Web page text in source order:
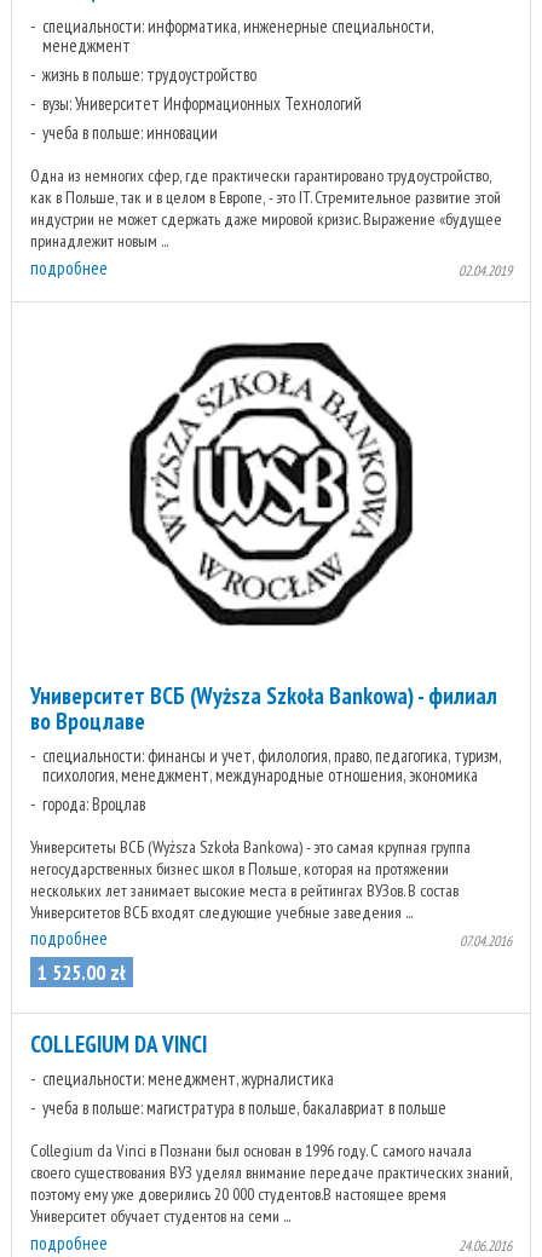
специальности: информатика, инженерные специальности,
менеджмент
жизнь в польше: трудоустройство
вузы: Университет Информационных Технологий
учеба в польше: инновации
Одна из немногих сфер, где практически гарантировано трудоустройство,
как в Польше, так и в целом в Европе, - это IT. Стремительное развитие этой
индустрии не может сдержать даже мировой кризис. Выражение «будущее
принадлежит новым ...
подробнее 02.04.2019
Университет ВСБ (Wyższa Szkoła Bankowa) - филиал
во Вроцлаве
специальности: финансы и учет, филология, право, педагогика, туризм,
психология, менеджмент, международные отношения, экономика
города: Вроцлав
Университеты ВСБ (Wyższa Szkoła Bankowa) - это самая крупная группа
негосударственных бизнес школ в Польше, которая на протяжении
нескольких лет занимает высокие места в рейтингах ВУЗов. В состав
Университетов ВСБ входят следующие учебные заведения ...
подробнее 07.04.2016
1 525.00 zł
COLLEGIUM DA VINCI
специальности: менеджмент, журналистика
учеба в польше: магистратура в польше, бакалавриат в польше
Collegium da Vinci в Познани был основан в 1996 году. С самого начала
своего существования ВУЗ уделял внимание передаче практических знаний,
поэтому ему уже доверились 20 000 студентов.В настоящее время
Университет обучает студентов на семи ...
подробнее 24.06.2016